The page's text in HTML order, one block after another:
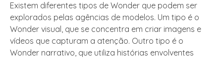
Existem diferentes tipos de Wonder que podem ser
explorados pelas agências de modelos. Um tipo é o
Wonder visual, que se concentra em criar imagens e
vídeos que capturam a atenção. Outro tipo é o
Wonder narrativo, que utiliza histórias envolventes